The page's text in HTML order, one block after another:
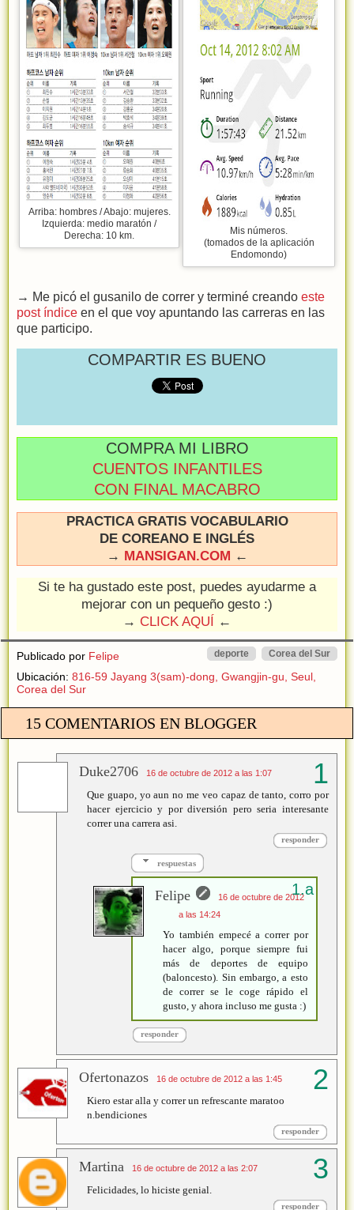
Arriba: hombres / Abajo: mujeres.
Izquierda: medio maratón /
Derecha: 10 km.
Mis números.
(tomados de la aplicación
Endomondo)
→ Me picó el gusanilo de correr y terminé creando este
post índice en el que voy apuntando las carreras en las
que participo.
COMPARTIR ES BUENO
COMPRA MI LIBRO
CUENTOS INFANTILES
CON FINAL MACABRO
PRACTICA GRATIS VOCABULARIO
DE COREANO E INGLÉS
→ MANSIGAN.COM ←
Si te ha gustado este post, puedes ayudarme a
mejorar con un pequeño gesto :)
→ CLICK AQUÍ ←
Publicado por Felipe Corea del Sur
deporte
Ubicación: 816-59 Jayang 3(sam)-dong, Gwangjin-gu, Seul,
Corea del Sur
15 COMENTARIOS EN BLOGGER
Duke2706 16 de octubre de 2012 a las 1:07
Que guapo, yo aun no me veo capaz de tanto, corro por
hacer ejercicio y por diversión pero seria interesante
correr una carrera asi.
responder
respuestas
Felipe
16 de octubre de 2012
a las 14:24
Yo también empecé a correr por
hacer algo, porque siempre fui
más de deportes de equipo
(baloncesto). Sin embargo, a esto
de correr se le coge rápido el
gusto, y ahora incluso me gusta :)
responder
Ofertonazos 16 de octubre de 2012 a las 1:45
Kiero estar alla y correr un refrescante maratoo
n.bendiciones
responder
Martina 16 de octubre de 2012 a las 2:07
Felicidades, lo hiciste genial.
responder